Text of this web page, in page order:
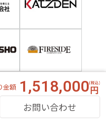
金額 1,518,000
お問い合わせ